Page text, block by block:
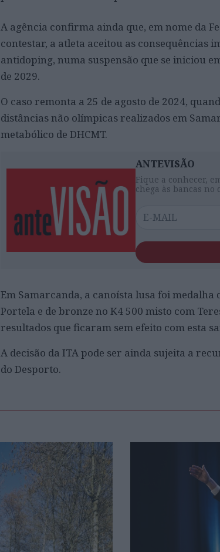
A agência confirma ainda que, em nome da
contestar, a atleta aceitou as consequências
antidoping, numa suspensão que se iniciou
de 2029.
O caso remonta a 25 de agosto de 2024,
distâncias não olímpicas realizados em
metabólico de DHCMT.
ANTEVISÃO
Fique a conhecer,
chega às bancas no
Em Samarcanda, a canoísta lusa foi
Portela e de bronze no K4 500 misto com
resultados que ficaram sem efeito com esta
A decisão da ITA pode ser ainda sujeita a
do Desporto.